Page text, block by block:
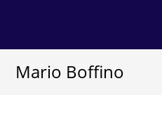
Mario Boffino